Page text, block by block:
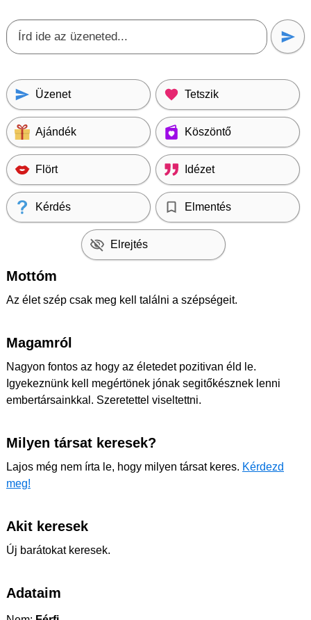
Üzenet Tetszik
Ajándék Köszöntő
Flört Idézet
Kérdés Elmentés
Elrejtés
Mottóm
Az élet szép csak meg kell találni a szépségeit.
Magamról
Nagyon fontos az hogy az életedet pozitivan éld le.
Igyekeznünk kell megértönek jónak segitőkésznek lenni
embertársainkkal. Szeretettel viseltettni.
Milyen társat keresek?
Lajos még nem írta le, hogy milyen társat keres. Kérdezd
meg!
Akit keresek
Új barátokat keresek.
Adataim